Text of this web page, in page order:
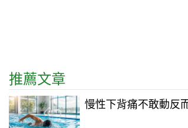
推薦文章
慢性下背痛不敢動反